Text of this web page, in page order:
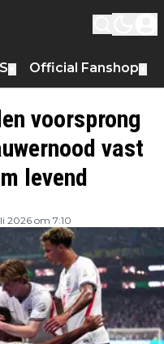
Official Fanshop
voorsprong
vast
levend
2026 om 7:10